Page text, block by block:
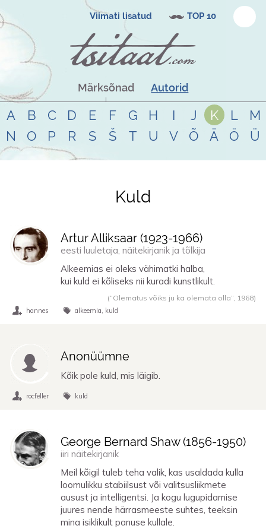
Viimati lisatud TOP 10
Märksõnad Autorid
A B C D E F G H I J K L
M
N
O P R S Š T U V Õ Ä Ö Ü
Tsitaadid teemalkuld
Kuld
Artur Alliksaar (1923-1966)
eesti luuletaja, näitekirjanik ja tõlkija
Alkeemias ei oleks vähimatki halba,
kui kuld ei kõliseks nii kuradi kunstlikult.
(“Olematus võiks ju ka olemata olla”, 1968)
hannes alkeemia kuld
Anonüümne
Kõik pole kuld, mis läigib.
rocfeller kuld
George Bernard Shaw (1856-1950)
iiri näitekirjanik
Meil kõigil tuleb teha valik, kas usaldada kulla
loomulikku stabiilsust või valitsusliikmete
ausust ja intelligentsi. Ja kogu lugupidamise
juures nende härrasmeeste suhtes, teeksin
mina isiklikult panuse kullale.